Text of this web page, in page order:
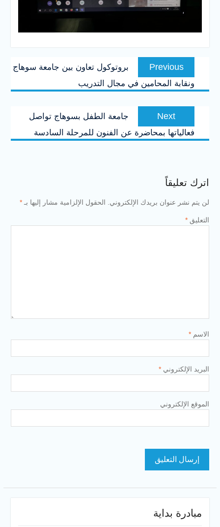
تصفّح
المقالاتPrevious
Previous
post:
بروتوكول تعاون بين جامعة سوهاج
ونقابة المحامين في مجال التدريب
Next
Next
post:
جامعة الطفل بسوهاج تواصل
فعالياتها بمحاضرة عن الفنون للمرحلة السادسة
اترك تعليقاً
لن يتم نشر عنوان بريدك الإلكتروني. الحقول الإلزامية مشار إليها بـ *
التعليق *
الاسم *
البريد الإلكتروني *
الموقع الإلكتروني
مبادرة بداية